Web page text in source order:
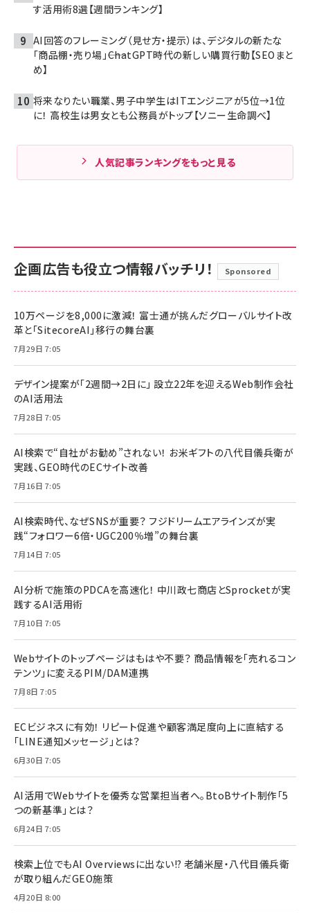
す活用術8選【週間ランキング】
AI回答のフレーミング（見せ方・提示）は、デジタルの新たな
「商品棚・売り場」――ChatGPT時代の新しい購買行動【SEOまと
め】
将来なりたい職業、男子中学生はITエンジニアが5位→1位
に！ 高校生は男女とも公務員がトップ【ソニー生命調べ】
人気記事ランキングをもっと見る
企画広告も役立つ情報バッチリ！ Sponsored
10万ページを8,000に激減！ 富士通が挑んだグローバルサイト改
革と「SitecoreAI」移行の舞台裏
7月29日 7:05
デザイン提案が「2週間→2日に」 設立22年を迎えるWeb制作会社
のAI活用法
7月28日 7:05
AI検索で“自社がお勧め”されない！ お米ギフトの八代目儀兵衛が
実践、GEO時代のECサイト改善
7月16日 7:05
AI検索時代、なぜSNSが重要？ フジドリームエアラインズが実
践“フォロワー6倍・UGC200％増”の舞台裏
7月14日 7:05
AI分析で施策のPDCAを高速化！ 中川政七商店とSprocketが実
践するAI活用術
7月10日 7:05
Webサイトのトップページはもはや不要？ 商品情報を「売れるコン
テンツ」に変えるPIM/DAM連携
7月8日 7:05
ECビジネスに有効！ リピート促進や顧客満足度向上に直結する
「LINE通知メッセージ」とは？
6月30日 7:05
AI活用でWebサイトを優秀な営業担当者へ。BtoBサイト制作「5
つの新基準」とは？
6月24日 7:05
検索上位でもAI Overviewsに出ない!? 老舗米屋・八代目儀兵衛
が取り組んだGEO施策
4月20日 8:00